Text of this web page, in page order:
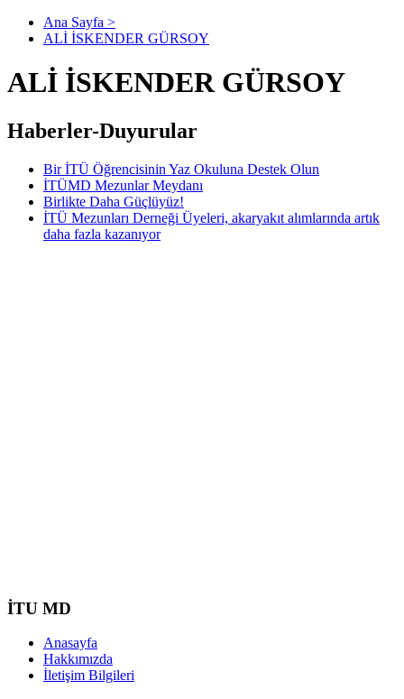
Ana Sayfa >
ALİ İSKENDER GÜRSOY
ALİ İSKENDER GÜRSOY
Haberler-Duyurular
Bir İTÜ Öğrencisinin Yaz Okuluna Destek Olun
İTÜMD Mezunlar Meydanı
Birlikte Daha Güçlüyüz!
İTÜ Mezunları Derneği Üyeleri, akaryakıt alımlarında artık
daha fazla kazanıyor
İTU MD
Anasayfa
Hakkımızda
İletişim Bilgileri